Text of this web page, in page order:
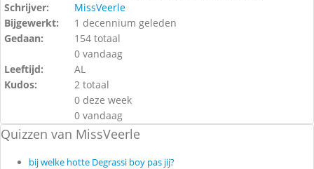
Schrijver:
MissVeerle
Bijgewerkt:
1 decennium geleden
Gedaan:
154 totaal
0 vandaag
Leeftijd:
AL
Kudos:
2 totaal
0 deze week
0 vandaag
Quizzen van MissVeerle
bij welke hotte Degrassi boy pas jij?